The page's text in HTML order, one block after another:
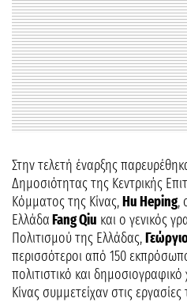
Στην τελετή έναρξης
Δημοσιότητας της Κεντρικής
Κόμματος της Κίνας,Hu Heping,
ΕλλάδαFang Qiu και ο γενικός
Πολιτισμού της Ελλάδας,
περισσότεροι από 150
πολιτιστικό και
Κίνας συμμετείχαν στις